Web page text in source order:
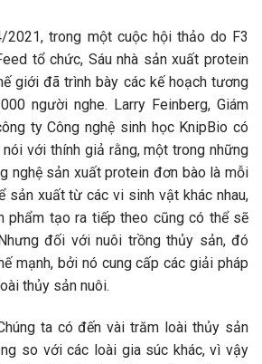
2021, trong một cuộc hội thảo do F3
tổ chức, Sáu nhà sản xuất protein
giới đã trình bày các kế hoạch tương
người nghe. Larry Feinberg, Giám
ty Công nghệ sinh học KnipBio có
với thính giả rằng, một trong những
nghệ sản xuất protein đơn bào là mỗi
sản xuất từ các vi sinh vật khác nhau,
phẩm tạo ra tiếp theo cũng có thể sẽ
đối với nuôi trồng thủy sản, đó
mạnh, bởi nó cung cấp các giải pháp
thủy sản nuôi.
ta có đến vài trăm loài thủy sản
so với các loài gia súc khác, vì vậy